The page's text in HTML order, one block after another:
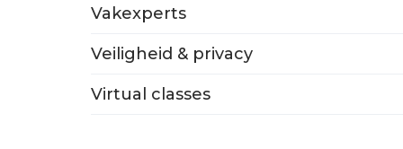
Vakexperts
Veiligheid & privacy
Virtual classes